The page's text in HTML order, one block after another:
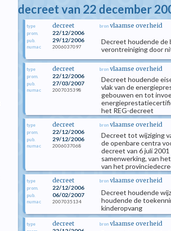
decreet van 22 december
type decreet
prom. 22/12/2006
pub. 29/12/2006
numac 2006037097
bron vlaamse overheid
Decreet houdende de
verontreiniging door
type decreet
prom. 22/12/2006
pub. 27/03/2007
numac 2007035398
bron vlaamse overheid
Decreet houdende
vlak van de
gebouwen en tot
het REG-decreet
type decreet
prom. 22/12/2006
pub. 29/12/2006
numac 2006037068
bron vlaamse overheid
Decreet tot wijziging
de openbare centra
decreet van 6 juli
samenwerking, van
van het
type decreet
prom. 22/12/2006
pub. 06/02/2007
numac 2007035134
bron vlaamse overheid
Decreet houdende
houdende de
kinderopvang
type decreet bron vlaamse overheid